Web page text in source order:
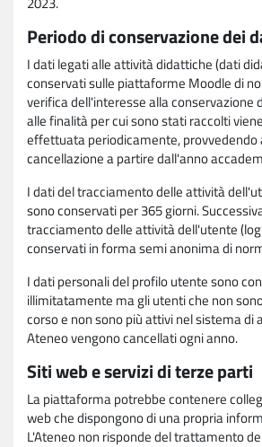
Periodo di conservazione dei
I dati legati alle attività didattiche (dati
conservati sulle piattaforme Moodle di
verifica dell'interesse alla conservazione
alle finalità per cui sono stati raccolti
effettuata periodicamente, provvedendo
cancellazione a partire dall'anno
I dati del tracciamento delle attività
sono conservati per 365 giorni.
tracciamento delle attività dell'utente
conservati in forma semi anonima di
I dati personali del profilo utente sono
illimitatamente ma gli utenti che non
corso e non sono più attivi nel sistema di
Ateneo vengono cancellati ogni anno.
Siti web e servizi di terze parti
La piattaforma potrebbe contenere
web che dispongono di una propria
L'Ateneo non risponde del trattamento